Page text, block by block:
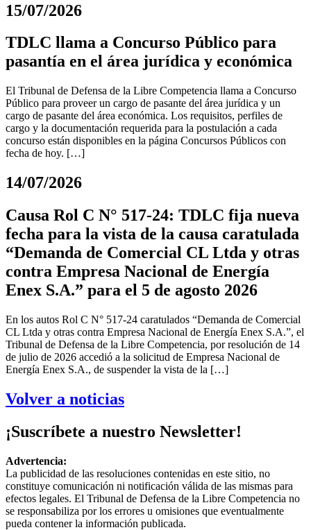
15/07/2026
TDLC llama a Concurso Público para
pasantía en el área jurídica y económica
El Tribunal de Defensa de la Libre Competencia llama a Concurso
Público para proveer un cargo de pasante del área jurídica y un
cargo de pasante del área económica. Los requisitos, perfiles de
cargo y la documentación requerida para la postulación a cada
concurso están disponibles en la página Concursos Públicos con
fecha de hoy. […]
14/07/2026
Causa Rol C N° 517-24: TDLC fija nueva
fecha para la vista de la causa caratulada
“Demanda de Comercial CL Ltda y otras
contra Empresa Nacional de Energía
Enex S.A.” para el 5 de agosto 2026
En los autos Rol C N° 517-24 caratulados “Demanda de Comercial
CL Ltda y otras contra Empresa Nacional de Energía Enex S.A.”, el
Tribunal de Defensa de la Libre Competencia, por resolución de 14
de julio de 2026 accedió a la solicitud de Empresa Nacional de
Energía Enex S.A., de suspender la vista de la […]
Volver a noticias
¡Suscríbete a nuestro Newsletter!
Advertencia:
La publicidad de las resoluciones contenidas en este sitio, no
constituye comunicación ni notificación válida de las mismas para
efectos legales. El Tribunal de Defensa de la Libre Competencia no
se responsabiliza por los errores u omisiones que eventualmente
pueda contener la información publicada.